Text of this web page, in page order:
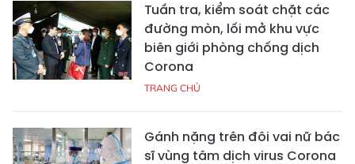
Tuần tra, kiểm soát chặt các
đường mòn, lối mở khu vực
biên giới phòng chống dịch
Corona
TRANG CHỦ
Gánh nặng trên đôi vai nữ bác
sĩ vùng tâm dịch virus Corona